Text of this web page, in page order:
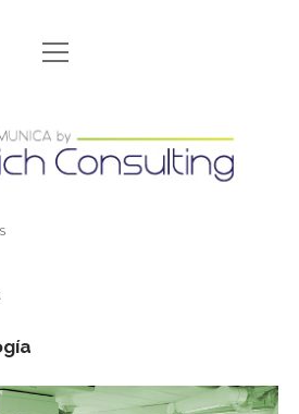
CONÓCENOS
DÓNDE ESTAMOS
DE COOKIES
PROTECCIÓN DE DATOS
PORFOLIO
abrir
menú